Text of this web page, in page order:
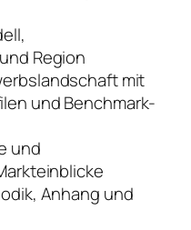
Region
mit
und Benchmark-
und
Anhang und